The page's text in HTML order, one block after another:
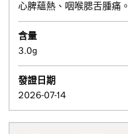
心脾蘊熱、咽喉腮舌腫痛。
含量
3.0g
發證日期
2026-07-14